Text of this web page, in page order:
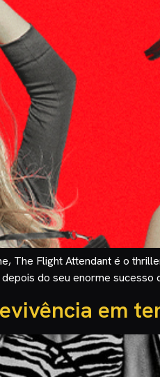
The Flight Attendant é o
do seu enorme
em